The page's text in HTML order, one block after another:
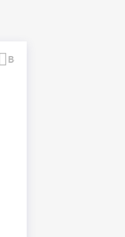
Bewaren